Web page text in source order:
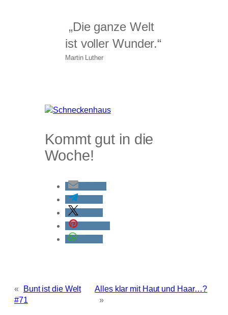
„Die ganze Welt
ist voller Wunder.“
Martin Luther
Kommt gut in die
Woche!
«
Bunt ist die Welt
#71
Alles klar mit Haut und Haar…?
»